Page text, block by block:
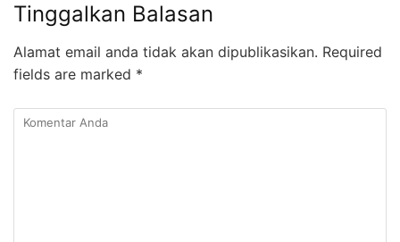
Tinggalkan Balasan
Alamat email anda tidak akan dipublikasikan. Required
fields are marked *